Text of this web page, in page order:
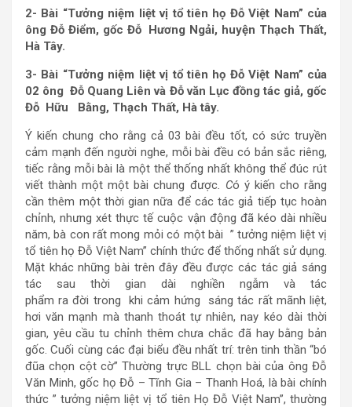
2- Bài “Tưởng niệm liệt vị tổ tiên họ Đỗ Việt Nam” của
ông Đỗ Điểm, gốc Đỗ Hương Ngải, huyện Thạch Thất,
Hà Tây.
3- Bài “Tưởng niệm liệt vị tổ tiên họ Đỗ Việt Nam” của
02 ông Đỗ Quang Liên và Đỗ văn Lục đồng tác giả, gốc
Đỗ Hữu Bằng, Thạch Thất, Hà tây.
Ý kiến chung cho rằng cả 03 bài đều tốt, có sức truyền
cảm mạnh đến người nghe, mỗi bài đều có bản sắc riêng,
tiếc rằng mỗi bài là một thể thống nhất không thể đúc rút
viết thành một một bài chung được. Có ý kiến cho rằng
cần thêm một thời gian nữa để các tác giả tiếp tục hoàn
chỉnh, nhưng xét thực tế cuộc vận động đã kéo dài nhiều
năm, bà con rất mong mỏi có một bài ” tưởng niệm liệt vị
tổ tiên họ Đỗ Việt Nam” chính thức để thống nhất sử dụng.
Mặt khác những bài trên đây đều được các tác giả sáng
tác sau thời gian dài nghiền ngẫm và tác
phẩm ra đời trong khi cảm hứng sáng tác rất mãnh liệt,
hơi văn mạnh mà thanh thoát tự nhiên, nay kéo dài thời
gian, yêu cầu tu chỉnh thêm chưa chắc đã hay bằng bản
gốc. Cuối cùng các đại biểu đều nhất trí: trên tinh thần “bó
đũa chọn cột cờ” Thường trực BLL chọn bài của ông Đỗ
Văn Minh, gốc họ Đỗ – Tĩnh Gia – Thanh Hoá, là bài chính
thức ” tưởng niệm liệt vị tổ tiên Họ Đỗ Việt Nam”, thường